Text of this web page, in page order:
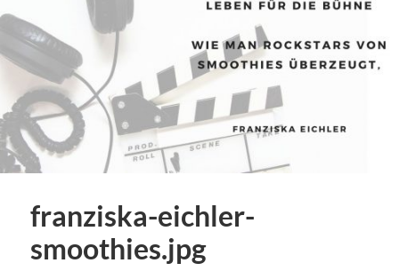
franziska-eichler-
smoothies.jpg